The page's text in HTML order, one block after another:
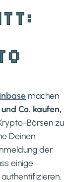
machen
Co. kaufen,
Börsen zu
Deinen
der
einige